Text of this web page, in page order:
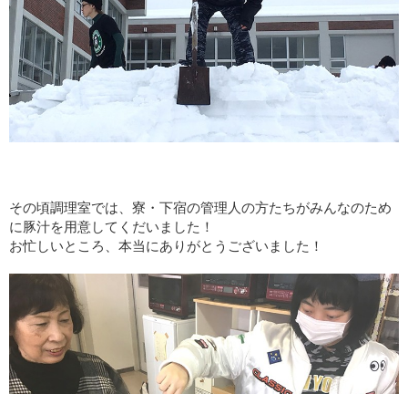
その頃調理室では、寮・下宿の管理人の方たちがみんなのため
に豚汁を用意してくだいました！
お忙しいところ、本当にありがとうございました！